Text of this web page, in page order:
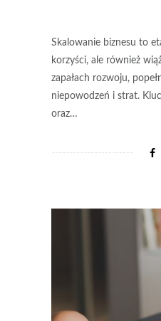
Skalowanie biznesu to
korzyści, ale również
zapałach rozwoju,
niepowodzeń i strat.
oraz…